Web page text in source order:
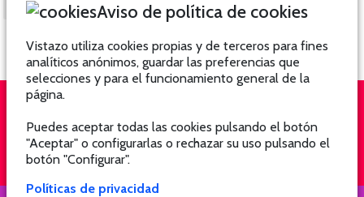
QUIÉNES SOMOS
Aviso de política de cookies
Vistazo utiliza cookies propias y de terceros para fines
analíticos anónimos, guardar las preferencias que
selecciones y para el funcionamiento general de la
página.
Puedes aceptar todas las cookies pulsando el botón
"Aceptar" o configurarlas o rechazar su uso pulsando el
botón "Configurar".
Políticas de privacidad